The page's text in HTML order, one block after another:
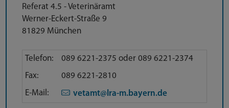
Referat 4.5 - Veterinäramt
Werner-Eckert-Straße 9
81829 München
Direktkontakt
Telefon:
089 6221-2375 oder 089 6221-2374
Fax:
089 6221-2810
E-Mail:
vetamt@lra-m.bayern.de